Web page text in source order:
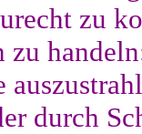
zu
zu
durch